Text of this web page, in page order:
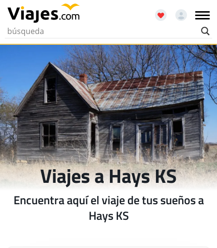
Viajes a Hays KS
Encuentra aquí el viaje de tus sueños a
Hays KS